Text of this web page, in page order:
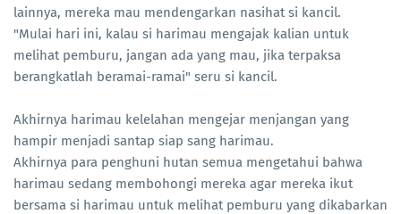
lainnya, mereka mau mendengarkan nasihat si kancil.
"Mulai hari ini, kalau si harimau mengajak kalian untuk
melihat pemburu, jangan ada yang mau, jika terpaksa
berangkatlah beramai-ramai" seru si kancil.
Akhirnya harimau kelelahan mengejar menjangan yang
hampir menjadi santap siap sang harimau.
Akhirnya para penghuni hutan semua mengetahui bahwa
harimau sedang membohongi mereka agar mereka ikut
bersama si harimau untuk melihat pemburu yang dikabarkan